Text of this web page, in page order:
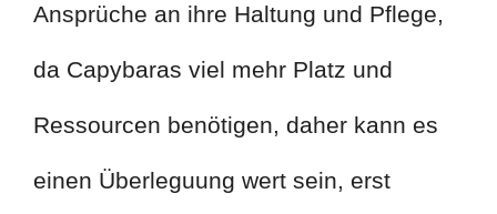
Ansprüche an ihre Haltung und Pflege,
da Capybaras viel mehr Platz und
Ressourcen benötigen, daher kann es
einen Überleguung wert sein, erst